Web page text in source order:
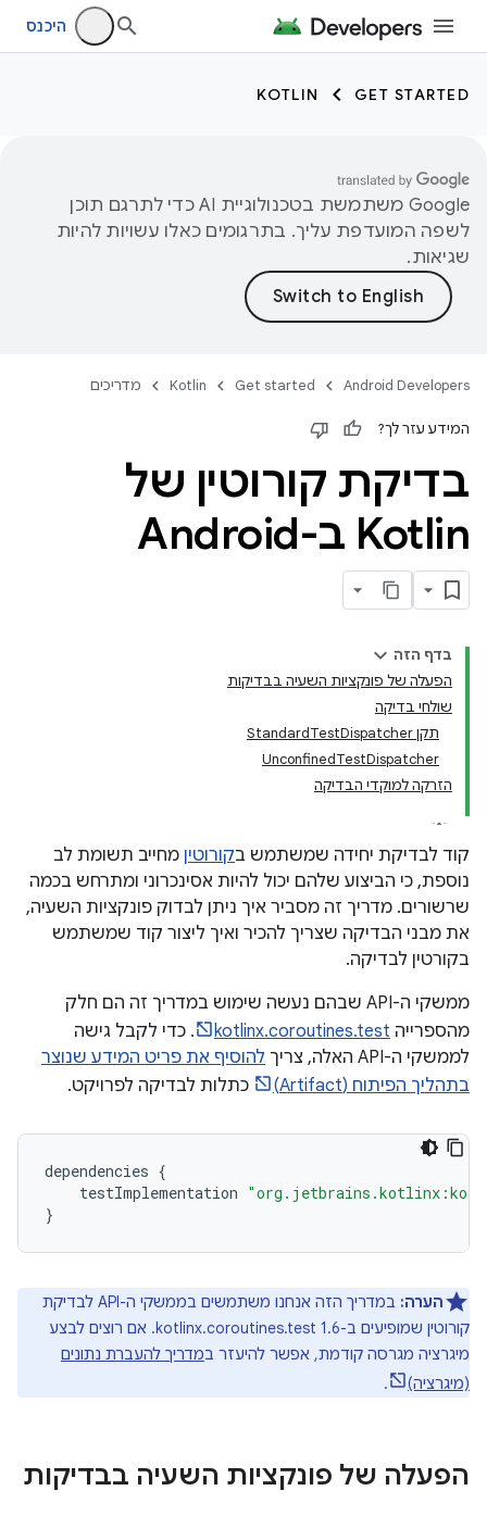
היכנס
GET STARTED
KOTLIN
‫Google משתמשת בטכנולוגיית AI כדי לתרגם תוכן
לשפה המועדפת עליך. בתרגומים כאלו עשויות להיות
שגיאות.
Android Developers
Get started
Kotlin מדריכים
המידע עזר לך?
בדיקת קורוטין של
Kotlin ב-Android
בדף הזה
הפעלה של פונקציות השעיה בבדיקות
שולחי בדיקה
תקן StandardTestDispatcher
UnconfinedTestDispatcher
הזרקה למוקדי הבדיקה
קוד לבדיקת יחידה שמשתמש בקורוטין מחייב תשומת לב
נוספת, כי הביצוע שלהם יכול להיות אסינכרוני ומתרחש בכמה
שרשורים. מדריך זה מסביר איך ניתן לבדוק פונקציות השעיה,
את מבני הבדיקה שצריך להכיר ואיך ליצור קוד שמשתמש
בקורטין לבדיקה.
ממשקי ה-API שבהם נעשה שימוש במדריך זה הם חלק
מהספרייה kotlinx.coroutines.test
. כדי לקבל גישה
לממשקי ה-API האלה, צריך
להוסיף את פריט המידע שנוצר
בתהליך הפיתוח (Artifact)
כתלות לבדיקה לפרויקט.
dependencies {
testImplementation
}
הערה:
במדריך הזה אנחנו משתמשים בממשקי ה-API לבדיקת
קורוטין שמופיעים ב-kotlinx.coroutines.test 1.6. אם רוצים לבצע
מיגרציה מגרסה קודמת, אפשר להיעזר במדריך להעברת נתונים
(מיגרציה)
.
הפעלה של פונקציות השעיה בבדיקות